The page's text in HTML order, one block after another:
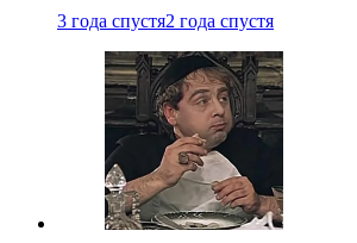
3 года спустя2 года спустя